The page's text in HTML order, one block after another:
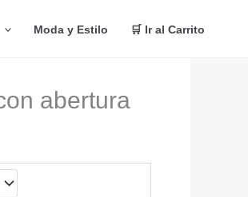
Moda y Estilo 🛒 Ir al Carrito
abertura